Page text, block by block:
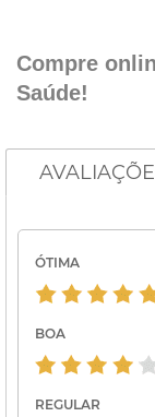
Compre
Saúde!
ÓTIMA
BOA
REGULAR